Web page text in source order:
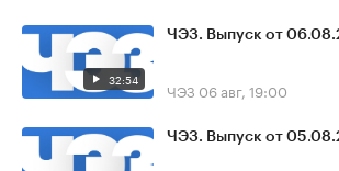
32:54
ЧЭЗ. Выпуск от
ЧЭЗ 06 авг, 19:00
ЧЭЗ. Выпуск от